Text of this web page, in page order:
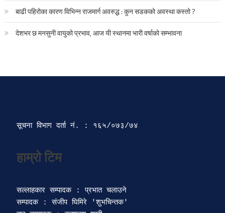
बाढी पहिरोका कारण विभिन्न राजमार्ग अवरुद्ध : कुन सडकको अवस्था कस्तो ?
देशभर छ मनसुनी वायुको प्रभाव, आज यी स्थानमा भारी वर्षाको सम्भावना
सूचना विभाग दर्ता‍ नं. : १६५/०७३/७४
हाम्रो टिम
सल्लाहकार सम्पादक : प्रभात चलाउने
सम्पादक : संजीप घिमिरे 'शुभचिन्तक'